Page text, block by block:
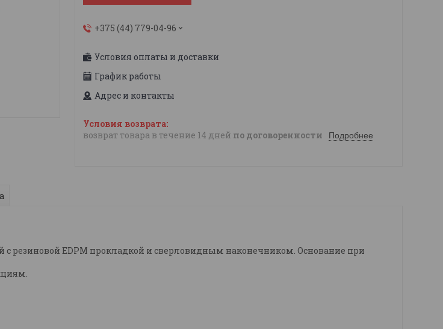
+375 (44) 779-04-96
Условия оплаты и доставки
График работы
Адрес и контакты
возврат товара в течение 14 дней по договоренности Подробнее
резиновой EDPM прокладкой и сверловидным наконечником. Основание при